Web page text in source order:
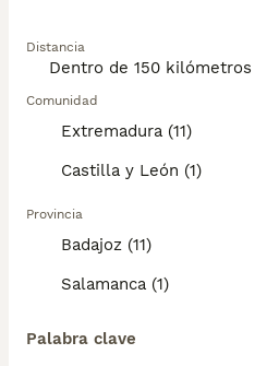
Distancia
Comunidad
Extremadura (11)
Castilla y León (1)
Provincia
Badajoz (11)
Salamanca (1)
Palabra clave